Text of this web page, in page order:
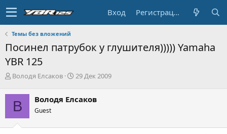
Вход Регистрация
Темы без вложений
Посинел патрубок у глушителя))))) Yamaha
YBR 125
А
т
о
р
т
е
Володя Елсаков
Д
а
ч
29 Дек 2009
В Володя Елсаков
Guest